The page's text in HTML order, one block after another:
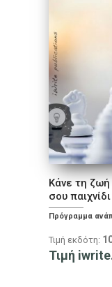
Κάνε τη ζωή
σου παιχνίδι
Πρόγραμμα
Τιμή εκδότη:
Τιμή